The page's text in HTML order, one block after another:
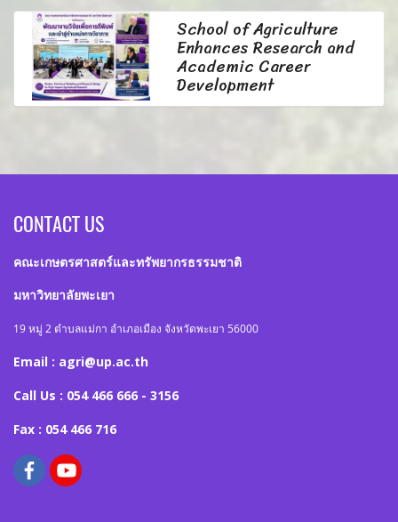
School of Agriculture
Enhances Research and
Academic Career
Development
CONTACT US
คณะเกษตรศาสตร์และทรัพยากรธรรมชาติ
มหาวิทยาลัยพะเยา
19 หมู่ 2 ตำบลแม่กา อำเภอเมือง จังหวัดพะเยา 56000
Email : agri@up.ac.th
Call Us : 054 466 666 - 3156
Fax : 054 466 716